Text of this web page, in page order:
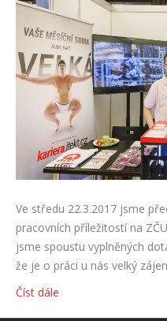
Ve středu 22.3.2017 jsme
pracovních příležitostí na
jsme spoustu vyplněných
že je o práci u nás velký
Číst dále